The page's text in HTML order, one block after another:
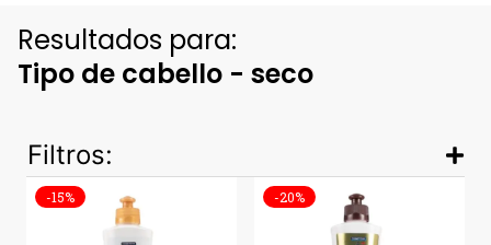
Resultados para:
Tipo de cabello - seco
Filtros:
-15% -20%